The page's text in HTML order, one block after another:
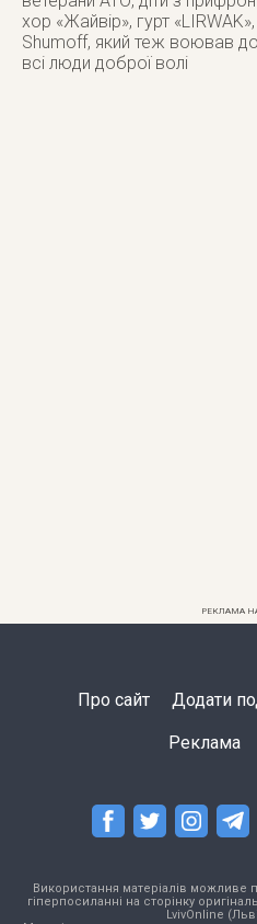
хор «Жайвір», гурт
Shumoff, який теж воював
всі люди доброї волі
РЕКЛАМА
Про сайт Додати
Реклама
Використання матеріалів можливе
гіперпосиланні на сторінку
LvivOnline